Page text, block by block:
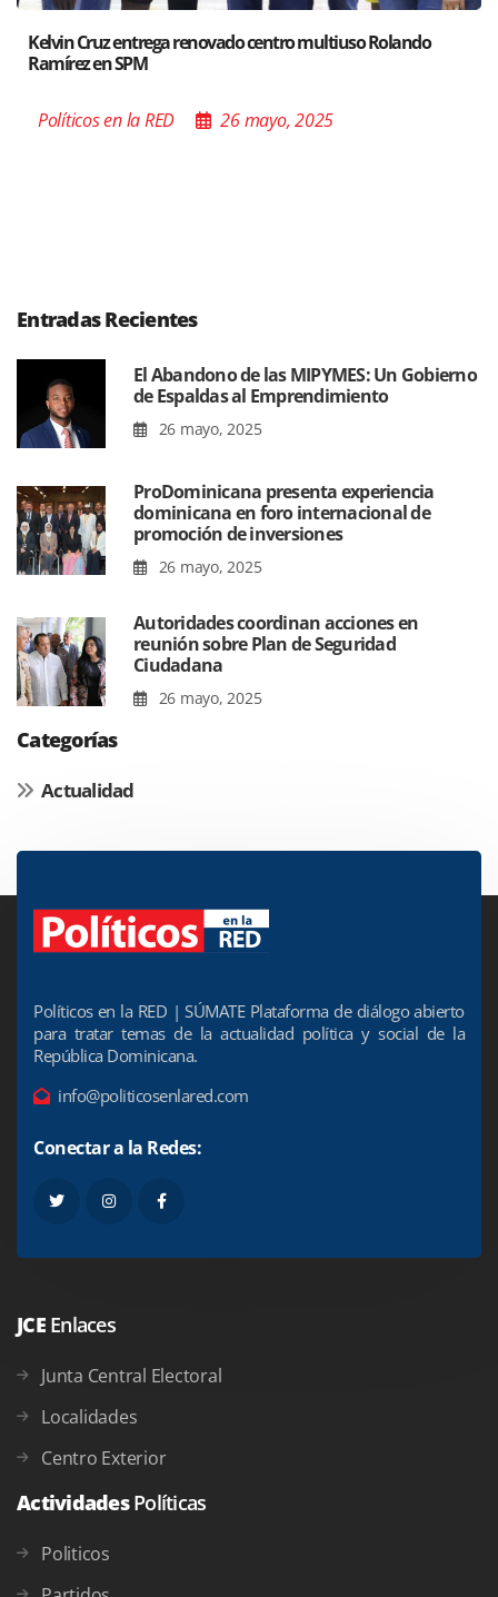
Santiago acoge exposición del Ministro de Cultura
Poder de las Buenas Palabras”
Políticos en la RED 26 mayo, 2025
Entradas Recientes
El Abandono de las MIPYMES: Un Gobierno
de Espaldas al Emprendimiento
26 mayo, 2025
ProDominicana presenta experiencia
dominicana en foro internacional de
promoción de inversiones
26 mayo, 2025
Autoridades coordinan acciones en
reunión sobre Plan de Seguridad
Ciudadana
26 mayo, 2025
Categorías
Actualidad
Políticos en la RED | SÚMATE Plataforma de diálogo abierto
para tratar temas de la actualidad política y social de la
República Dominicana.
info@politicosenlared.com
Conectar a la Redes:
JCE Enlaces
Junta Central Electoral
Localidades
Centro Exterior
ActividadesPolíticas
Politicos